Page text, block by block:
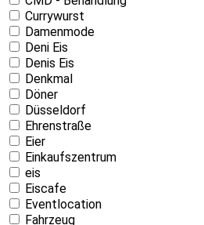
Currywurst
Damenmode
Deni Eis
Denis Eis
Denkmal
Döner
Düsseldorf
Ehrenstraße
Eier
Einkaufszentrum
eis
Eiscafe
Eventlocation
Fahrzeug